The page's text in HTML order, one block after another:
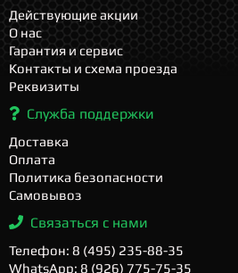
Действующие акции
О нас
Гарантия и сервис
Контакты и схема проезда
Реквизиты
Служба поддержки
Доставка
Оплата
Политика безопасности
Самовывоз
Связаться с нами
Телефон: 8 (495) 235-88-35
WhatsApp: 8 (926) 775-75-35